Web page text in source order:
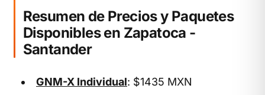
Resumen de Precios y Paquetes
Disponibles en Zapatoca -
Santander
GNM-X Individual: $1435 MXN